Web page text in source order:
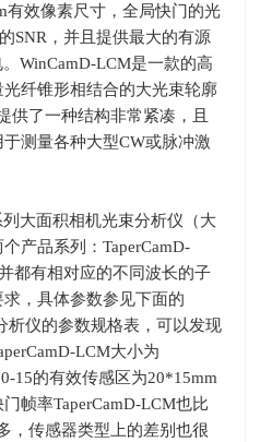
有效像素尺寸，全局快门的光
的SNR ，并且提供最大的有源
。WinCamD-LCM是一款的高
纤锥形相结合的大光束轮廓
供了一种结构非常紧凑，且
测量各种大型CW或脉冲激
列大面积相机光束分析仪（大
产品系列：TaperCamD-
并都有相对应的不同波长的子
，具体参数参见下面的
析仪的参数规格表，可以发现
LCM大小为
15的有效传感区为20*15mm
门帧率TaperCamD-LCM也比
，传感器类型上的差别也很